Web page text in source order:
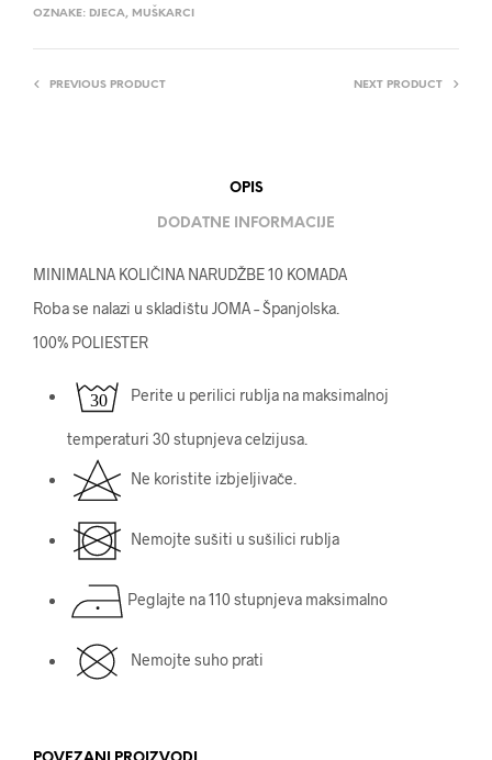
OZNAKE: DJECA, MUŠKARCI
PREVIOUS PRODUCT NEXT PRODUCT
OPIS
DODATNE INFORMACIJE
MINIMALNA KOLIČINA NARUDŽBE 10 KOMADA
Roba se nalazi u skladištu JOMA – Španjolska.
100% POLIESTER
Perite u perilici rublja na maksimalnoj
temperaturi 30 stupnjeva celzijusa.
Ne koristite izbjeljivače.
Nemojte sušiti u sušilici rublja
Peglajte na 110 stupnjeva maksimalno
Nemojte suho prati